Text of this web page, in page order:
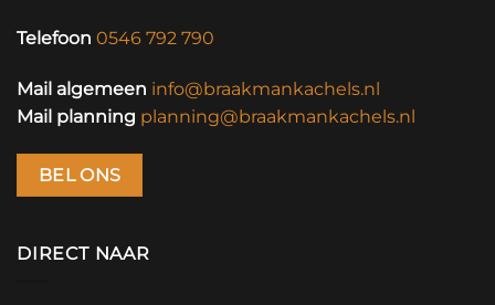
Telefoon 0546 792 790
Mail algemeen info@braakmankachels.nl
Mail planning planning@braakmankachels.nl
BEL ONS
DIRECT NAAR